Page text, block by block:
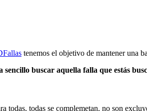
tenemos el objetivo de mantener una
sencillo buscar aquella falla que estás
todas, todas se complemetan, no son